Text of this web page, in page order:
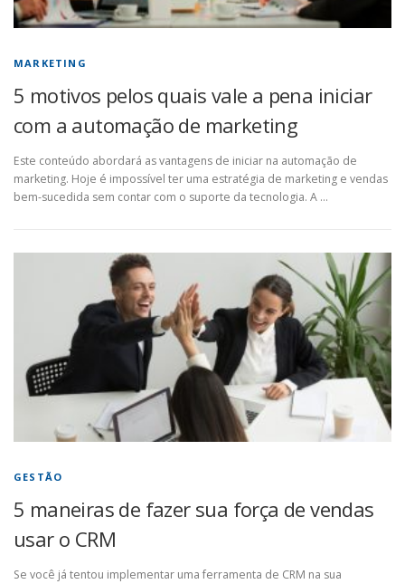
MARKETING
5 motivos pelos quais vale a pena iniciar
com a automação de marketing
Este conteúdo abordará as vantagens de iniciar na automação de
marketing. Hoje é impossível ter uma estratégia de marketing e vendas
bem-sucedida sem contar com o suporte da tecnologia. A …
GESTÃO
5 maneiras de fazer sua força de vendas
usar o CRM
Se você já tentou implementar uma ferramenta de CRM na sua